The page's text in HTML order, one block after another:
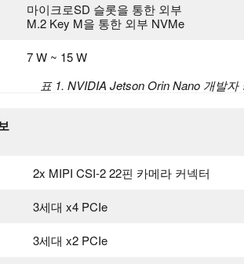
마이크로SD 슬롯을 통한 외부
M.2 Key M을 통한 외부 NVMe
7 W ~ 15 W
표 1. NVIDIA Jetson Orin Nano 개발
2x MIPI CSI-2 22핀 카메라 커넥터
3세대 x4 PCIe
3세대 x2 PCIe